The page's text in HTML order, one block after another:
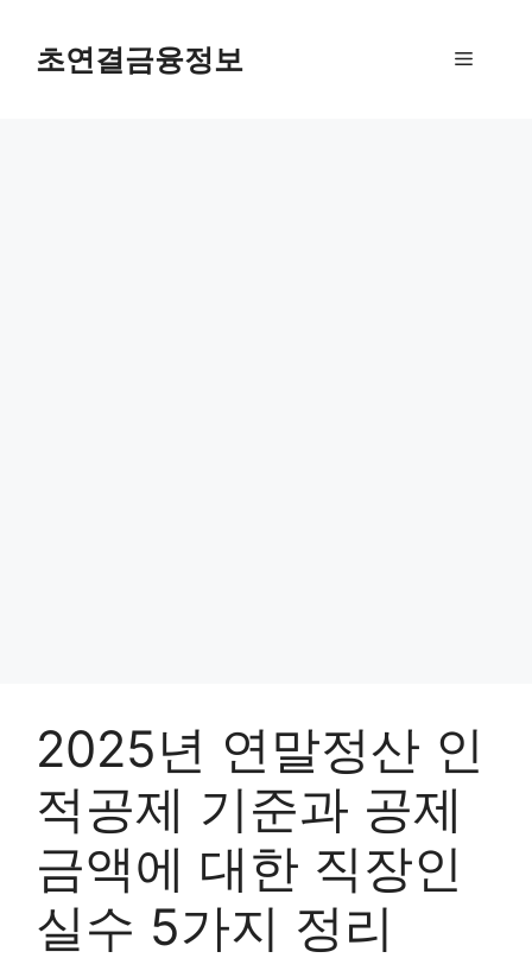
초연결금융정보 메
2025년 연말정산 인
적공제 기준과 공제
금액에 대한 직장인
실수 5가지 정리